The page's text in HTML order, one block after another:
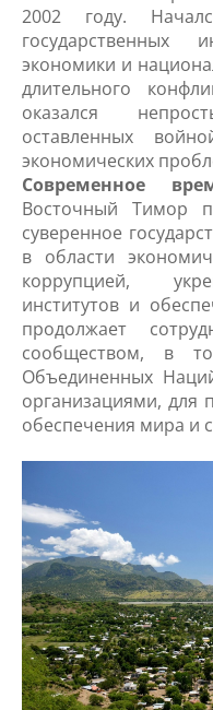
2002 году.
государственных
экономики и
длительного
оказался
оставленных
экономических
Современное
Восточный Тимор
суверенное
в области
коррупцией,
институтов и
продолжает
сообществом, в
Объединенных
организациями, для
обеспечения мира и